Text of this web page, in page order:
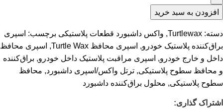
افزودن به سبد خرید
دسته: Turtlewax
, واکس داشبورد قطعات پلاستیکی برچسب: اسپری
براق‌کننده پلاستیک خودرو, اسپری محافظ Turtle Wax , اسپری محافظ
داخل و خارج خودرو, اسپری مراقبت پلاستیک داخل خودرو, براق‌کننده
و محافظ سطوح پلاستیکی, ترتل واکس/اسپری داشبورد, محافظ
سطوح پلاستیکی, محلول براق‌کننده داشبورد
اشتراک گذاری: